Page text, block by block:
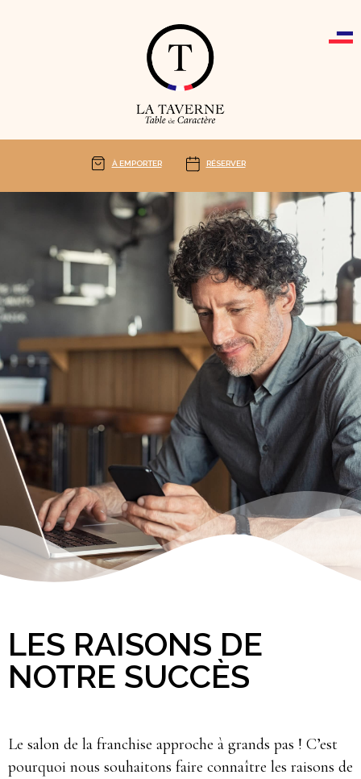
À EMPORTER RÉSERVER
LES RAISONS DE
NOTRE SUCCÈS
Le salon de la franchise approche à grands pas ! C’est
pourquoi nous souhaitons faire connaître les raisons de